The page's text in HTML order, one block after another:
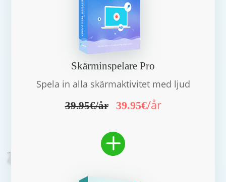
Skärminspelare Pro
Spela in alla skärmaktivitet med ljud
39.95€/år 39.95€/år